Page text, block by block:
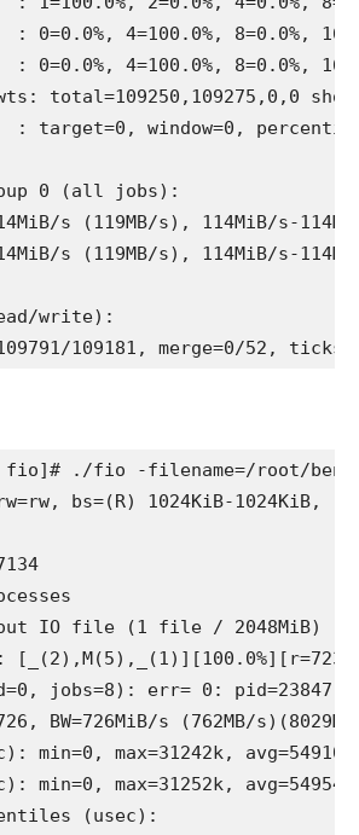
: 0=0.0%, 4=100.0%, 8=0.0%,
: 0=0.0%, 4=100.0%, 8=0.0%,
total=109250,109275,0,0
: target=0, window=0,
0 (all jobs):
s (119MB/s), 114MiB/s-
s (119MB/s), 114MiB/s-
write):
109181, merge=0/52,
fio]# ./fio -filename=/root/
bs=(R) 1024KiB-1024KiB,
IO file (1 file / 2048MiB)
jobs=8): err= 0: pid=23847:
BW=726MiB/s (762MB/
min=0, max=31242k,
min=0, max=31252k,
(usec):